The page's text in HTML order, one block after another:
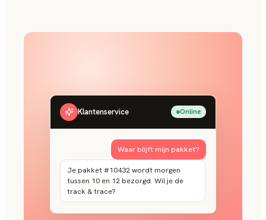
Klantenservice Online
Waar blijft mijn pakket?
Je pakket #10432 wordt morgen
tussen 10 en 12 bezorgd. Wil je de
track & trace?